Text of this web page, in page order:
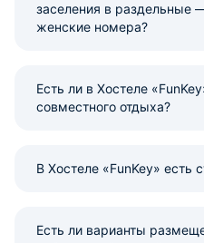
заселения в раздельные
женские номера?
Есть ли в Хостеле
совместного отдыха?
В Хостеле «FunKey» есть
Есть ли варианты